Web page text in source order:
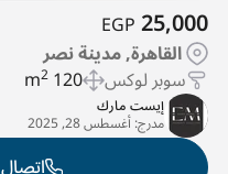
25,000
EGP
القاهرة, مدينة نصر
سوبر لوكس 120 m
2
إيست مارك
مدرج:أغسطس 28, 2025